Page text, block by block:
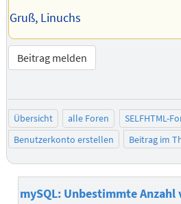
Gruß, Linuchs
Beitrag melden
Übersicht alle Foren SELFHTML-
Benutzerkonto erstellen
Beitrag im
mySQL: Unbestimmte Anzahl